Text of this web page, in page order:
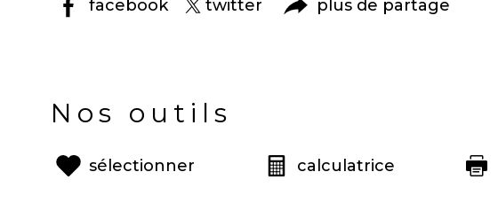
facebook twitter plus de partage
Nos outils
sélectionner calculatrice